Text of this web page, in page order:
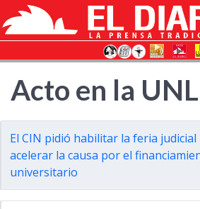
Acto en la
El CIN pidió habilitar la feria judicial
acelerar la causa por el
universitario